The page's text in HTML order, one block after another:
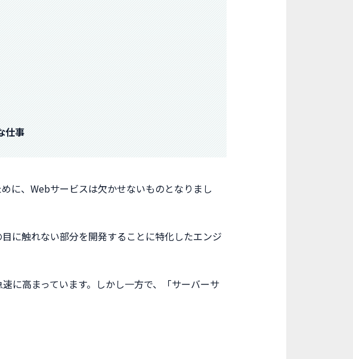
仕事
に、Webサービスは欠かせないものとなりまし
に触れない部分を開発することに特化したエンジ
に高まっています。しかし一方で、「サーバーサ